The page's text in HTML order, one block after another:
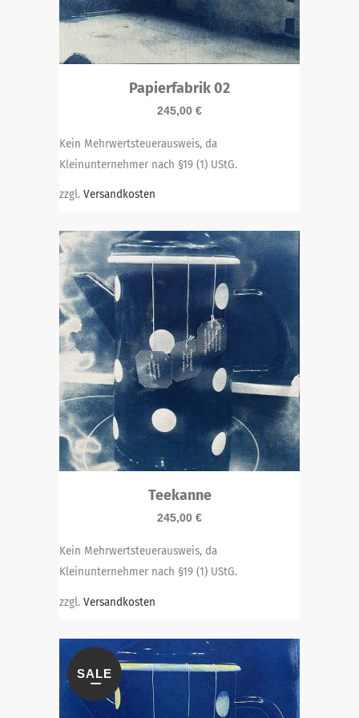
Papierfabrik 02
245,00 €
Kein Mehrwertsteuerausweis, da
Kleinunternehmer nach §19 (1) UStG.
zzgl. Versandkosten
Teekanne
245,00 €
Kein Mehrwertsteuerausweis, da
Kleinunternehmer nach §19 (1) UStG.
zzgl. Versandkosten
SALE